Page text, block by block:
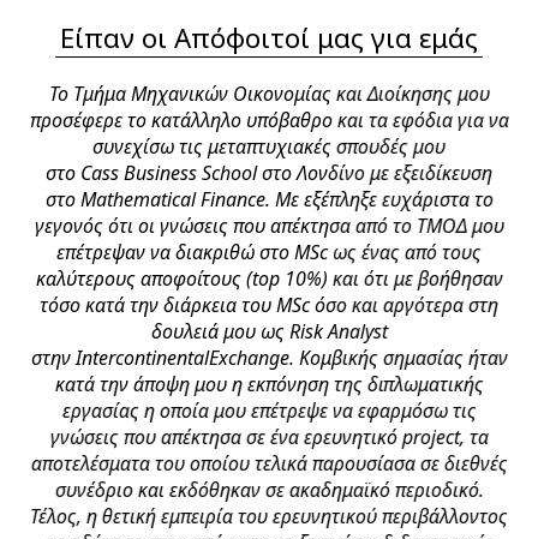
Είπαν οι Απόφοιτοί μας για εμάς
Το Τμήμα Μηχανικών Οικονομίας και Διοίκησης μου
προσέφερε το κατάλληλο υπόβαθρο και τα εφόδια για να
συνεχίσω τις μεταπτυχιακές σπουδές μου
στο Cass Business School στο Λονδίνο με εξειδίκευση
στο Mathematical Finance. Με εξέπληξε ευχάριστα το
γεγονός ότι οι γνώσεις που απέκτησα από το ΤΜΟΔ μου
επέτρεψαν να διακριθώ στο MSc ως ένας από τους
καλύτερους αποφοίτους (top 10%) και ότι με βοήθησαν
τόσο κατά την διάρκεια του MSc όσο και αργότερα στη
δουλειά μου ως Risk Analyst
στην IntercontinentalExchange. Κομβικής σημασίας ήταν
κατά την άποψη μου η εκπόνηση της διπλωματικής
εργασίας η οποία μου επέτρεψε να εφαρμόσω τις
γνώσεις που απέκτησα σε ένα ερευνητικό project, τα
αποτελέσματα του οποίου τελικά παρουσίασα σε διεθνές
συνέδριο και εκδόθηκαν σε ακαδημαϊκό περιοδικό.
Τέλος, η θετική εμπειρία του ερευνητικού περιβάλλοντος